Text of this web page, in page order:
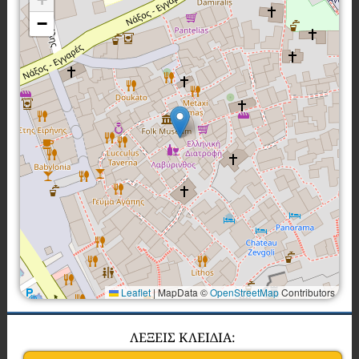
−
Leaflet |MapData ©OpenStreetMapContributors
ΛΕΞΕΙΣ ΚΛΕΙΔΙΑ: